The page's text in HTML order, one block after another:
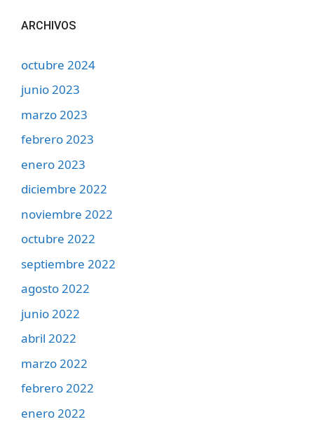
ARCHIVOS
octubre 2024
junio 2023
marzo 2023
febrero 2023
enero 2023
diciembre 2022
noviembre 2022
octubre 2022
septiembre 2022
agosto 2022
junio 2022
abril 2022
marzo 2022
febrero 2022
enero 2022